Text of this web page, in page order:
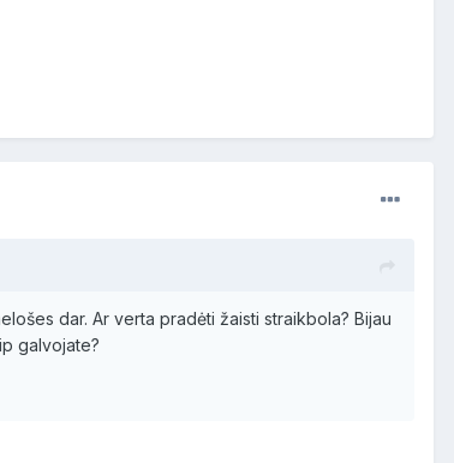
dar. Ar verta pradėti žaisti straikbola? Bijau
galvojate?